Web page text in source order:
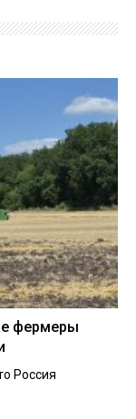
фермеры
Россия